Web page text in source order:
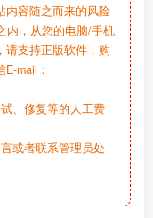
内容随之而来的风险
内，从您的电脑/手机
请支持正版软件，购
mail：
、修复等的人工费
或者联系管理员处